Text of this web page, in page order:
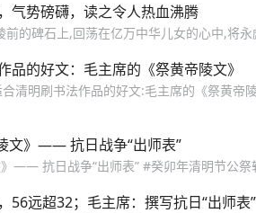
气势磅礴，读之令人热血沸腾
的碑石上,回荡在亿万中华儿女的心中,将永
品的好文：毛主席的《祭黄帝陵文》
清明刷书法作品的好文:毛主席的《祭黄帝
文》—— 抗日战争“出师表”
—— 抗日战争“出师表” #癸卯年清明节公祭
56远超32；毛主席：撰写抗日“出师表”